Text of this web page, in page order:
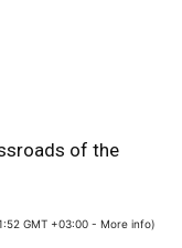
of the
GMT +03:00 - More info)